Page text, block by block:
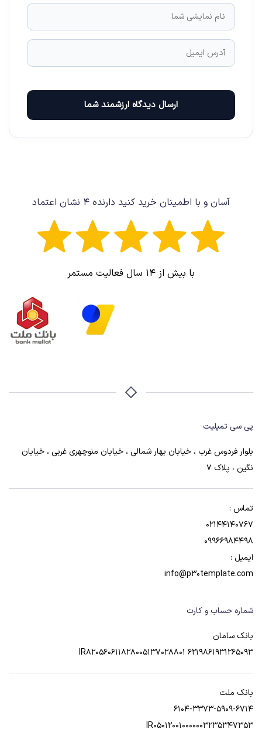
ارسال دیدگاه ارزشمند شما
آسان و با اطمینان خرید کنید دارنده ۴ نشان اعتماد
با بیش از ۱۴ سال فعالیت مستمر
پی سی تمپلیت
بلوار فردوس غرب ، خیابان بهار شمالی ، خیابان منوچهری غربی ، خیابان
نگین ، پلاک 7
تماس :
02144140767
09966984498
ایمیل :
info@p30template.com
شماره حساب و کارت
بانک سامان
6219861931265093 IR820560611828005137028801
بانک ملت
6104-3373-5909-6714
IR050120010000003235347353